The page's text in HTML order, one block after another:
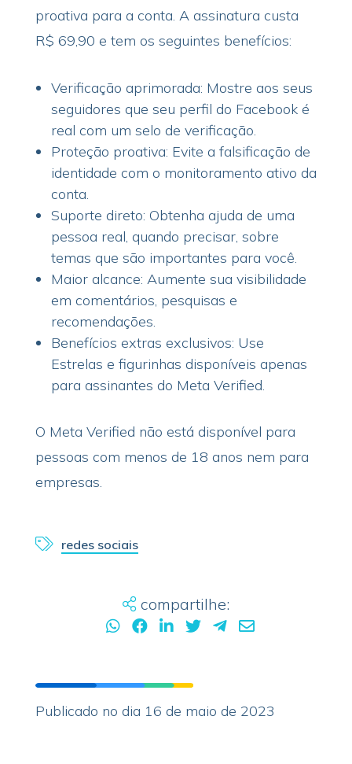
proativa para a conta. A assinatura custa
R$ 69,90 e tem os seguintes benefícios:
Verificação aprimorada: Mostre aos seus
seguidores que seu perfil do Facebook é
real com um selo de verificação.
Proteção proativa: Evite a falsificação de
identidade com o monitoramento ativo da
conta.
Suporte direto: Obtenha ajuda de uma
pessoa real, quando precisar, sobre
temas que são importantes para você.
Maior alcance: Aumente sua visibilidade
em comentários, pesquisas e
recomendações.
Benefícios extras exclusivos: Use
Estrelas e figurinhas disponíveis apenas
para assinantes do Meta Verified.
O Meta Verified não está disponível para
pessoas com menos de 18 anos nem para
empresas.
redes sociais
compartilhe:
Publicado no dia 16 de maio de 2023